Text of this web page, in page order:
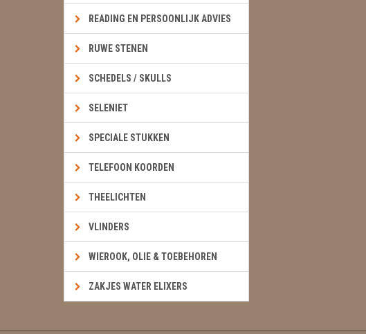
READING EN PERSOONLIJK ADVIES
RUWE STENEN
SCHEDELS / SKULLS
SELENIET
SPECIALE STUKKEN
TELEFOON KOORDEN
THEELICHTEN
VLINDERS
WIEROOK, OLIE & TOEBEHOREN
ZAKJES WATER ELIXERS